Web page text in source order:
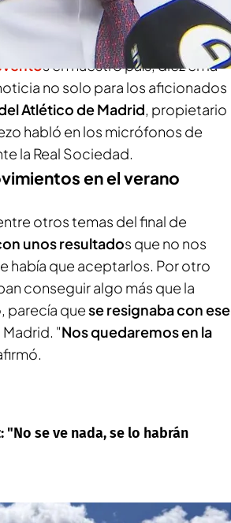
el lugar en el que el cantante
su gira en España
. El autor
s en nuestro país, diez en la
no solo para los aficionados
Atlético de Madrid, propietario
habló en los micrófonos de
la Real Sociedad.
en el verano
otros temas del final de
unos resultados que no nos
había que aceptarlos. Por otro
conseguir algo más que la
parecía quese resignaba con ese
"Nos quedaremos en la
"No se ve nada, se lo habrán